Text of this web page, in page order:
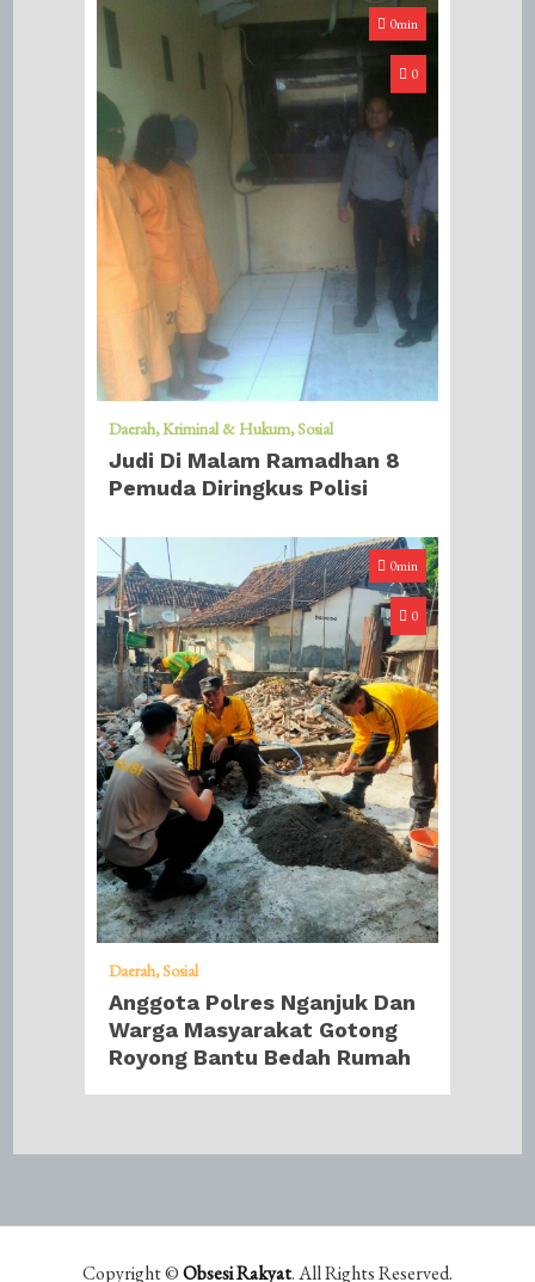
0min
0
Daerah Kriminal & Hukum Sosial
Judi Di Malam Ramadhan 8
Pemuda Diringkus Polisi
0min
0
Daerah Sosial
Anggota Polres Nganjuk Dan
Warga Masyarakat Gotong
Royong Bantu Bedah Rumah
Copyright ©Obsesi Rakyat. All Rights Reserved.